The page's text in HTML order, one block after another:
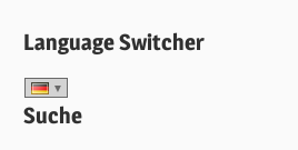
Language Switcher
Suche